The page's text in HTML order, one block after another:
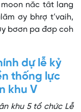
năc tât lang
ơy bhrợ t’vaih,
bơơn pa đơp coh
dự lễ kỷ
thống lực
khu V
khu 5 tổ chức Lễ